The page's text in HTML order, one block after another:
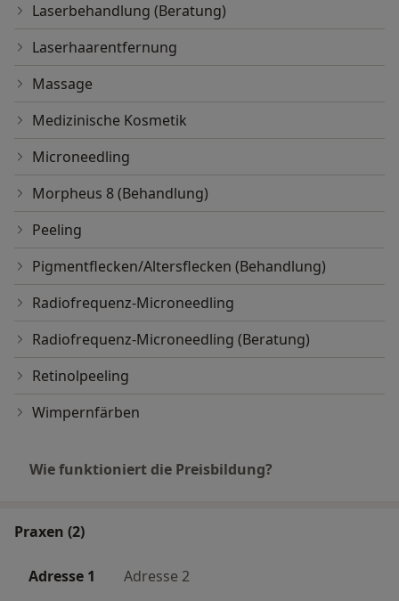
Laserbehandlung (Beratung)
Laserhaarentfernung
Massage
Medizinische Kosmetik
Microneedling
Morpheus 8 (Behandlung)
Peeling
Pigmentflecken/Altersflecken (Behandlung)
Radiofrequenz-Microneedling
Radiofrequenz-Microneedling (Beratung)
Retinolpeeling
Wimpernfärben
Wie funktioniert die Preisbildung?
Praxen (2)
Adresse 1 Adresse 2